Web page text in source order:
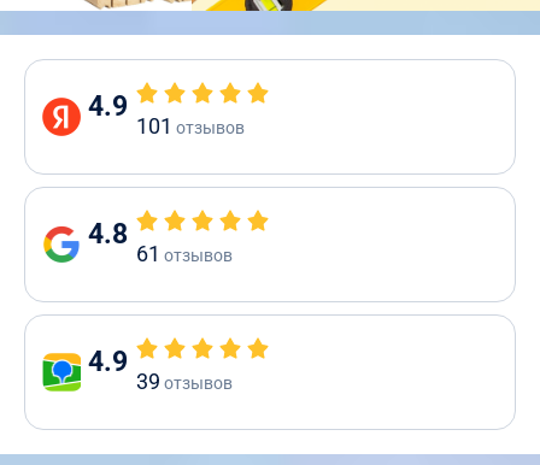
4.9
101 отзывов
4.8
61 отзывов
4.9
39 отзывов